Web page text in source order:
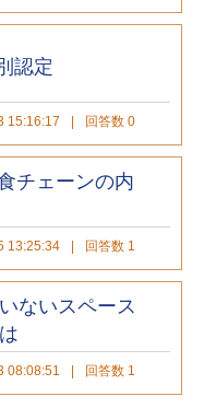
認定
15:16:17 | 回答数 0
チェーンの内
13:25:34 | 回答数 1
ないスペース
08:08:51 | 回答数 1